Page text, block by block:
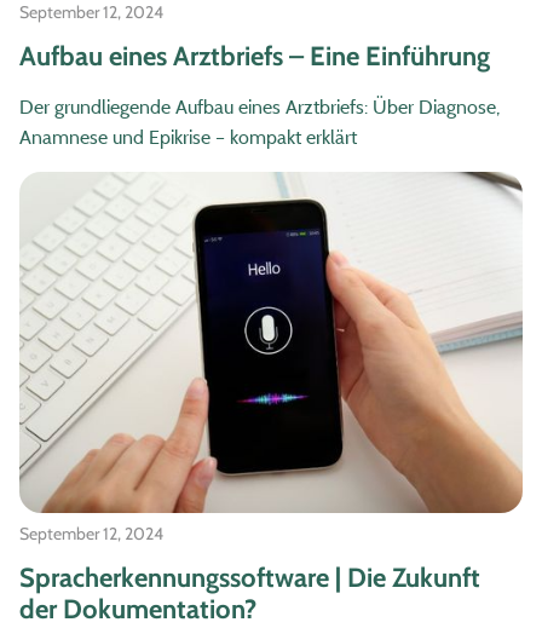
September 12, 2024
Aufbau eines Arztbriefs – Eine Einführung
Der grundliegende Aufbau eines Arztbriefs: Über Diagnose,
Anamnese und Epikrise – kompakt erklärt
September 12, 2024
Spracherkennungssoftware | Die Zukunft
der Dokumentation?